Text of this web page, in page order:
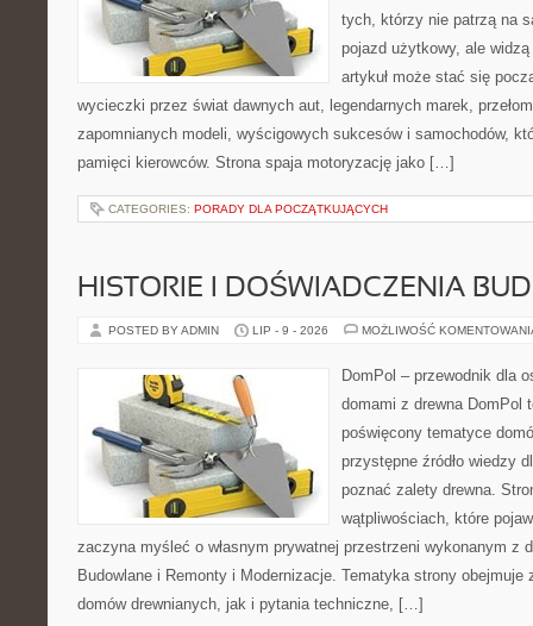
tych, którzy nie patrzą na
pojazd użytkowy, ale
artykuł może stać się
wycieczki przez świat dawnych aut, legendarnych marek,
zapomnianych modeli, wyścigowych sukcesów i samochodów,
pamięci kierowców. Strona spaja motoryzację jako […]
CATEGORIES: PORADY DLA POCZĄTKUJĄCYCH
HISTORIE I DOŚWIADCZENIA
POSTED BY ADMIN LIP - 9 - 2026 MOŻLIWOŚĆ
DomPol – przewodnik dla
domami z drewna DomPol
poświęcony tematyce
przystępne źródło wiedzy
poznać zalety drewna.
wątpliwościach, które
zaczyna myśleć o własnym prywatnej przestrzeni wykonanym z
Budowlane i Remonty i Modernizacje. Tematyka strony obejmuje
domów drewnianych, jak i pytania techniczne, […]